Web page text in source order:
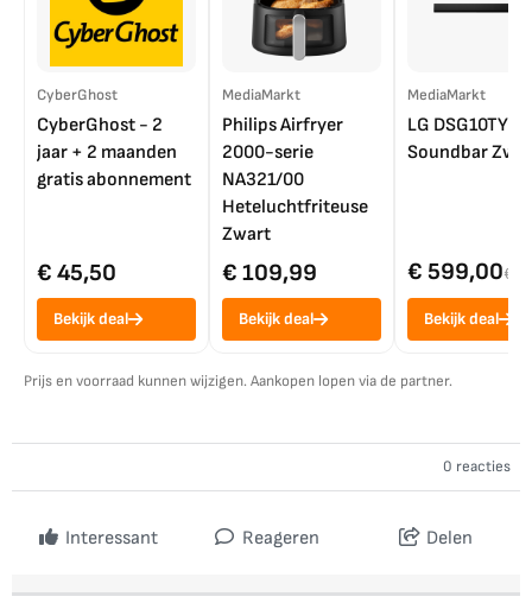
CyberGhost
CyberGhost - 2
jaar + 2 maanden
gratis abonnement
€ 45,50
Bekijk deal
MediaMarkt
Philips Airfryer
2000-serie
NA321/00
Heteluchtfriteuse
Zwart
€ 109,99
Bekijk deal
MediaMarkt
LG DSG10TY
Soundbar
€ 599,00€
Bekijk deal
Prijs en voorraad kunnen wijzigen. Aankopen lopen via de partner.
0 reacties
Interessant Reageren Delen